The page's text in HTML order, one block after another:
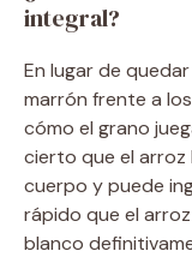
integral?
En lugar de
marrón frente a
cómo el grano
cierto que el arroz
cuerpo y puede
rápido que el
blanco